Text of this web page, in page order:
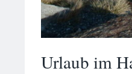
Urlaub im